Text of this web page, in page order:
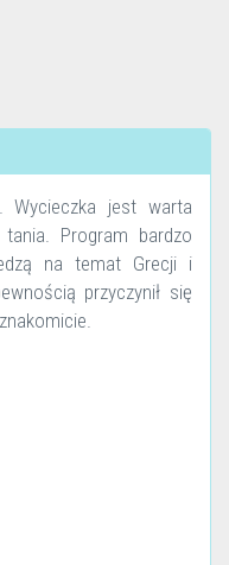
Wycieczka jest warta
Program bardzo
na temat Grecji i
przyczynił się